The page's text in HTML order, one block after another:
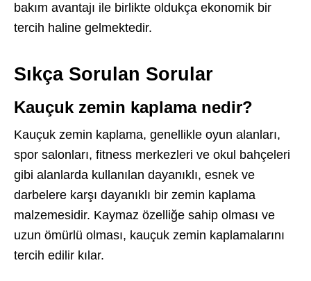
bakım avantajı ile birlikte oldukça ekonomik bir
tercih haline gelmektedir.
Sıkça Sorulan Sorular
Kauçuk zemin kaplama nedir?
Kauçuk zemin kaplama, genellikle oyun alanları,
spor salonları, fitness merkezleri ve okul bahçeleri
gibi alanlarda kullanılan dayanıklı, esnek ve
darbelere karşı dayanıklı bir zemin kaplama
malzemesidir. Kaymaz özelliğe sahip olması ve
uzun ömürlü olması, kauçuk zemin kaplamalarını
tercih edilir kılar.